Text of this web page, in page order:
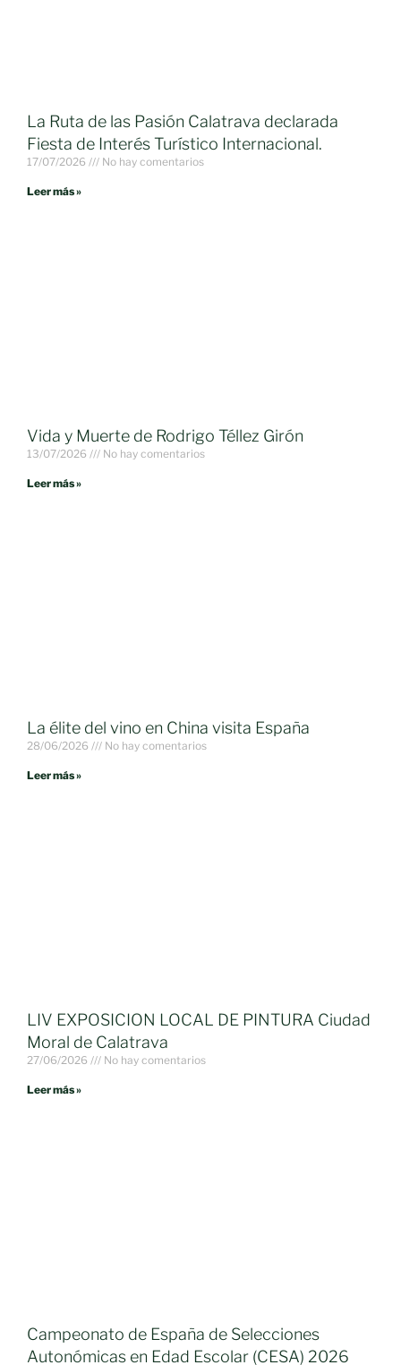
La Ruta de las Pasión Calatrava declarada
Fiesta de Interés Turístico Internacional.
17/07/2026 No hay comentarios
Leer más »
Vida y Muerte de Rodrigo Téllez Girón
13/07/2026 No hay comentarios
Leer más »
La élite del vino en China visita España
28/06/2026 No hay comentarios
Leer más »
LIV EXPOSICION LOCAL DE PINTURA Ciudad
Moral de Calatrava
27/06/2026 No hay comentarios
Leer más »
Campeonato de España de Selecciones
Autonómicas en Edad Escolar (CESA) 2026